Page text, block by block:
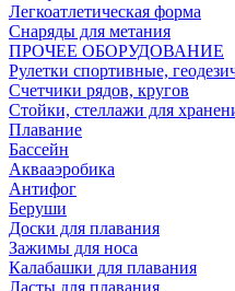
Легкоатлетическая форма
Снаряды для метания
ПРОЧЕЕ ОБОРУДОВАНИЕ
Рулетки спортивные,
Счетчики рядов, кругов
Стойки, стеллажи для
Плавание
Бассейн
Аквааэробика
Антифог
Беруши
Доски для плавания
Зажимы для носа
Калабашки для плавания
Ласты для плавания